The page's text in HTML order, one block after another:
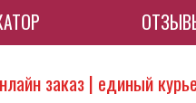
заказ | единый